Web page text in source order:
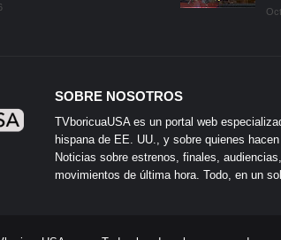
SOBRE NOSOTROS
TVboricuaUSA es un portal web
hispana de EE. UU., y sobre quienes
Noticias sobre estrenos, finales,
movimientos de última hora. Todo, en un